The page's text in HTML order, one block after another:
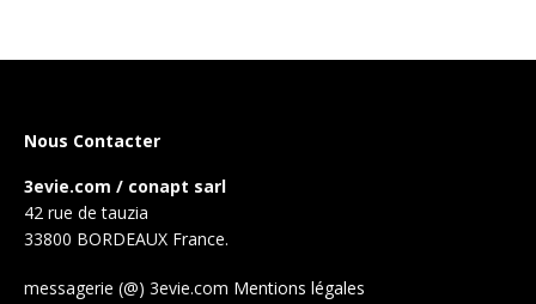
Nous Contacter
3evie.com / conapt sarl
42 rue de tauzia
33800 BORDEAUX France.
messagerie (@) 3evie.com Mentions légales